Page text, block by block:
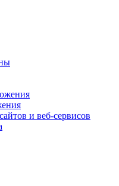
и веб-сервисов